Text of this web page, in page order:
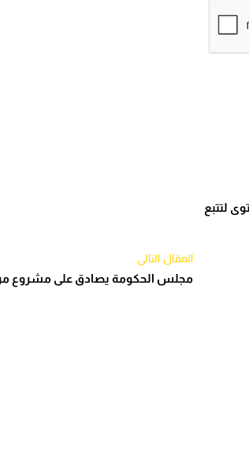
لتتبع
المقال التالي
مجلس الحكومة يصادق على مشروع